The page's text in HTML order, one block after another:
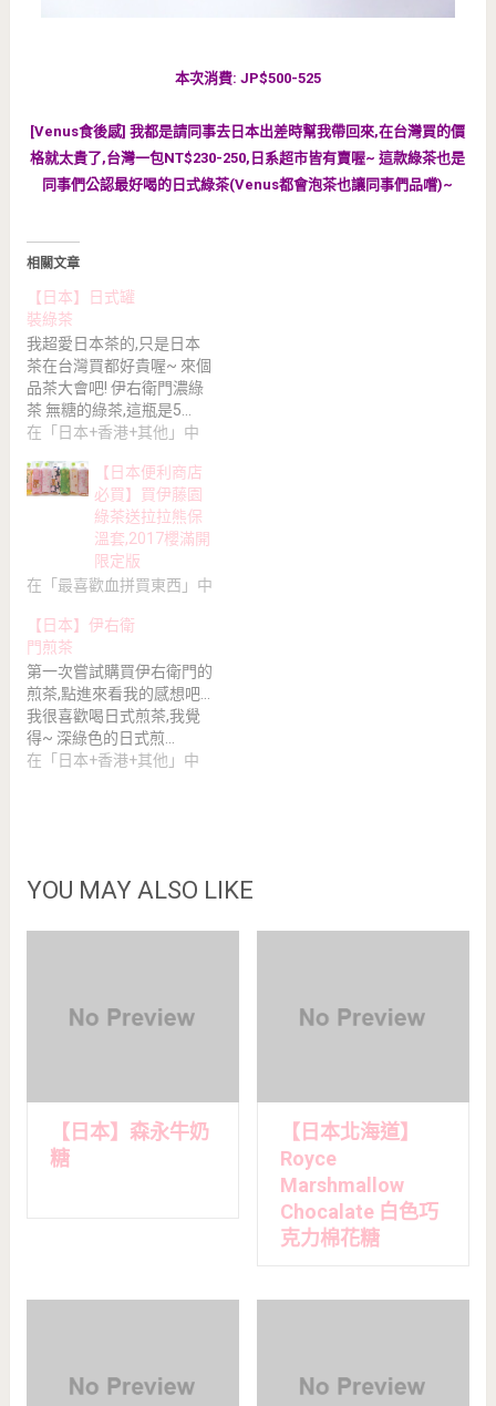
本次消費: JP$500-525
[Venus食後感] 我都是請同事去日本出差時幫我帶回來,在台灣買的價
格就太貴了,台灣一包NT$230-250,日系超市皆有賣喔~ 這款綠茶也是
同事們公認最好喝的日式綠茶(Venus都會泡茶也讓同事們品嚐)~
相關文章
【日本】日式罐
裝綠茶
我超愛日本茶的,只是日本
茶在台灣買都好貴喔~ 來個
品茶大會吧! 伊右衛門濃綠
茶 無糖的綠茶,這瓶是5…
在「日本+香港+其他」中
【日本便利商店
必買】買伊藤園
綠茶送拉拉熊保
溫套,2017櫻滿開
限定版
在「最喜歡血拼買東西」中
【日本】伊右衛
門煎茶
第一次嘗試購買伊右衛門的
煎茶,點進來看我的感想吧...
我很喜歡喝日式煎茶,我覺
得~ 深綠色的日式煎…
在「日本+香港+其他」中
YOU MAY ALSO LIKE
【日本】森永牛奶
糖
【日本北海道】
Royce
Marshmallow
Chocalate 白色巧
克力棉花糖